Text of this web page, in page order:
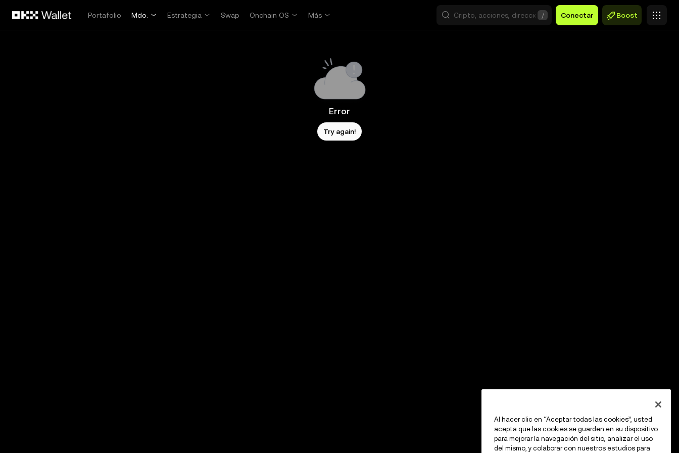
Portafolio
Mdo. Estrategia Swap Onchain OS Más / Conectar Boost
Error
Try again!
Al hacer clic en “Aceptar todas las cookies”, usted
acepta que las cookies se guarden en su dispositivo
para mejorar la navegación del sitio, analizar el uso
del mismo, y colaborar con nuestros estudios para